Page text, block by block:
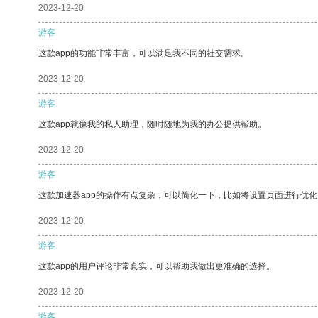
2023-12-20
游客
这款app的功能非常丰富，可以满足我不同的社交需求。
2023-12-20
游客
这款app就像我的私人助理，随时随地为我的办公提供帮助。
2023-12-20
游客
这款加速器app的操作有点复杂，可以简化一下，比如将设置页面进行优
2023-12-20
游客
这款app的用户评论非常真实，可以帮助我做出更准确的选择。
2023-12-20